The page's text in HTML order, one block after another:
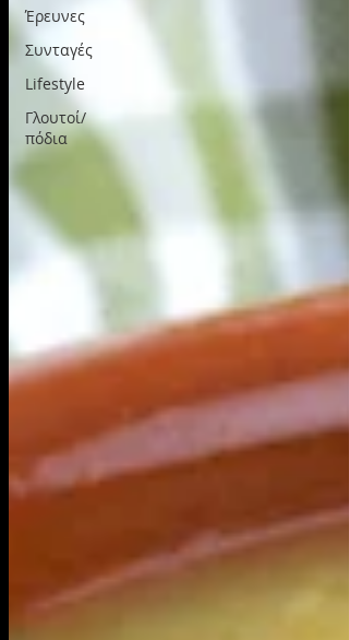
Έρευνες
Συνταγές
Lifestyle
Γλουτοί/
πόδια